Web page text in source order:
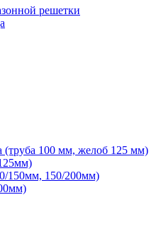
решетки
(труба 100 мм, желоб 125 мм)
150мм, 150/200мм)